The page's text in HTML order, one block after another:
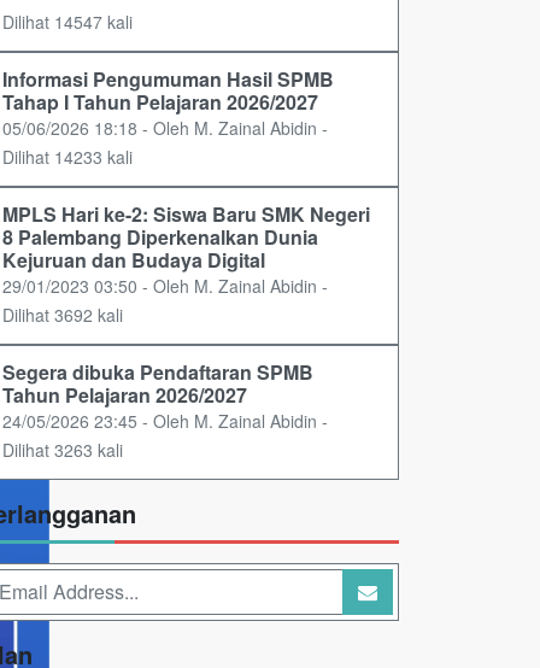
Dilihat 14547 kali
Informasi Pengumuman Hasil SPMB
Tahap I Tahun Pelajaran 2026/2027
05/06/2026 18:18 - Oleh M. Zainal Abidin -
Dilihat 14233 kali
MPLS Hari ke-2: Siswa Baru SMK Negeri
8 Palembang Diperkenalkan Dunia
Kejuruan dan Budaya Digital
29/01/2023 03:50 - Oleh M. Zainal Abidin -
Dilihat 3692 kali
Segera dibuka Pendaftaran SPMB
Tahun Pelajaran 2026/2027
24/05/2026 23:45 - Oleh M. Zainal Abidin -
Dilihat 3263 kali